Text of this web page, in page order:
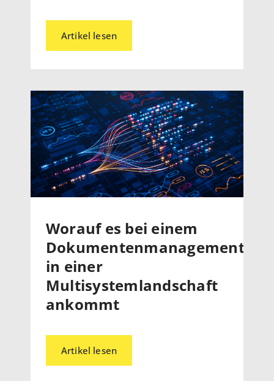
Artikel lesen
Worauf es bei einem
in einer
Multisystemlandschaft
ankommt
Artikel lesen